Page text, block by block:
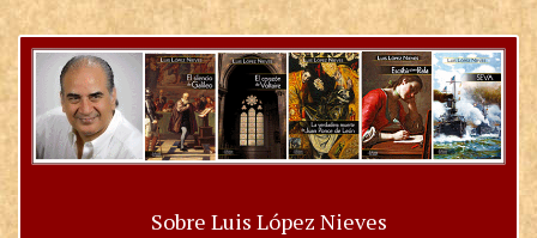
Sobre Luis López Nieves